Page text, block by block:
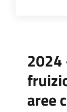
2024
aree